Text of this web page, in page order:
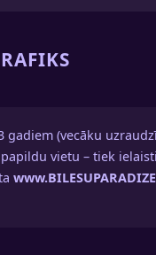
gadiem (vecāku
vietu – tiek